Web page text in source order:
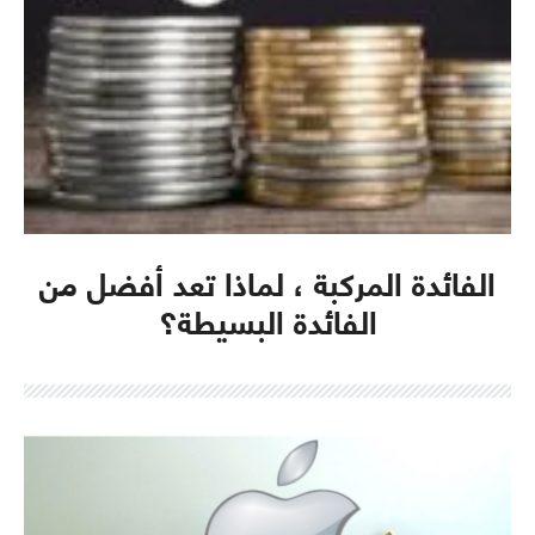
الفائدة المركبة ، لماذا تعد أفضل من
الفائدة البسيطة؟